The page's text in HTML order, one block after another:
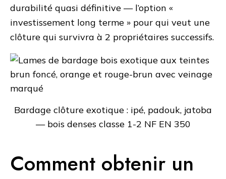
durabilité quasi définitive — l’option «
investissement long terme » pour qui veut une
clôture qui survivra à 2 propriétaires successifs.
Bardage clôture exotique : ipé, padouk, jatoba
— bois denses classe 1-2 NF EN 350
Comment obtenir un